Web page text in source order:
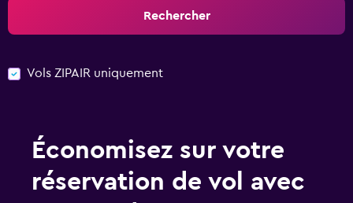
Rechercher
Vols ZIPAIR uniquement
Économisez sur votre
réservation de vol avec